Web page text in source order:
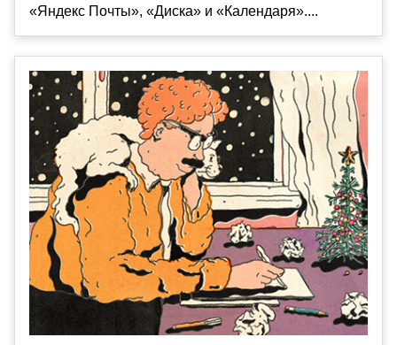
«Яндекс Почты», «Диска» и «Календаря»....